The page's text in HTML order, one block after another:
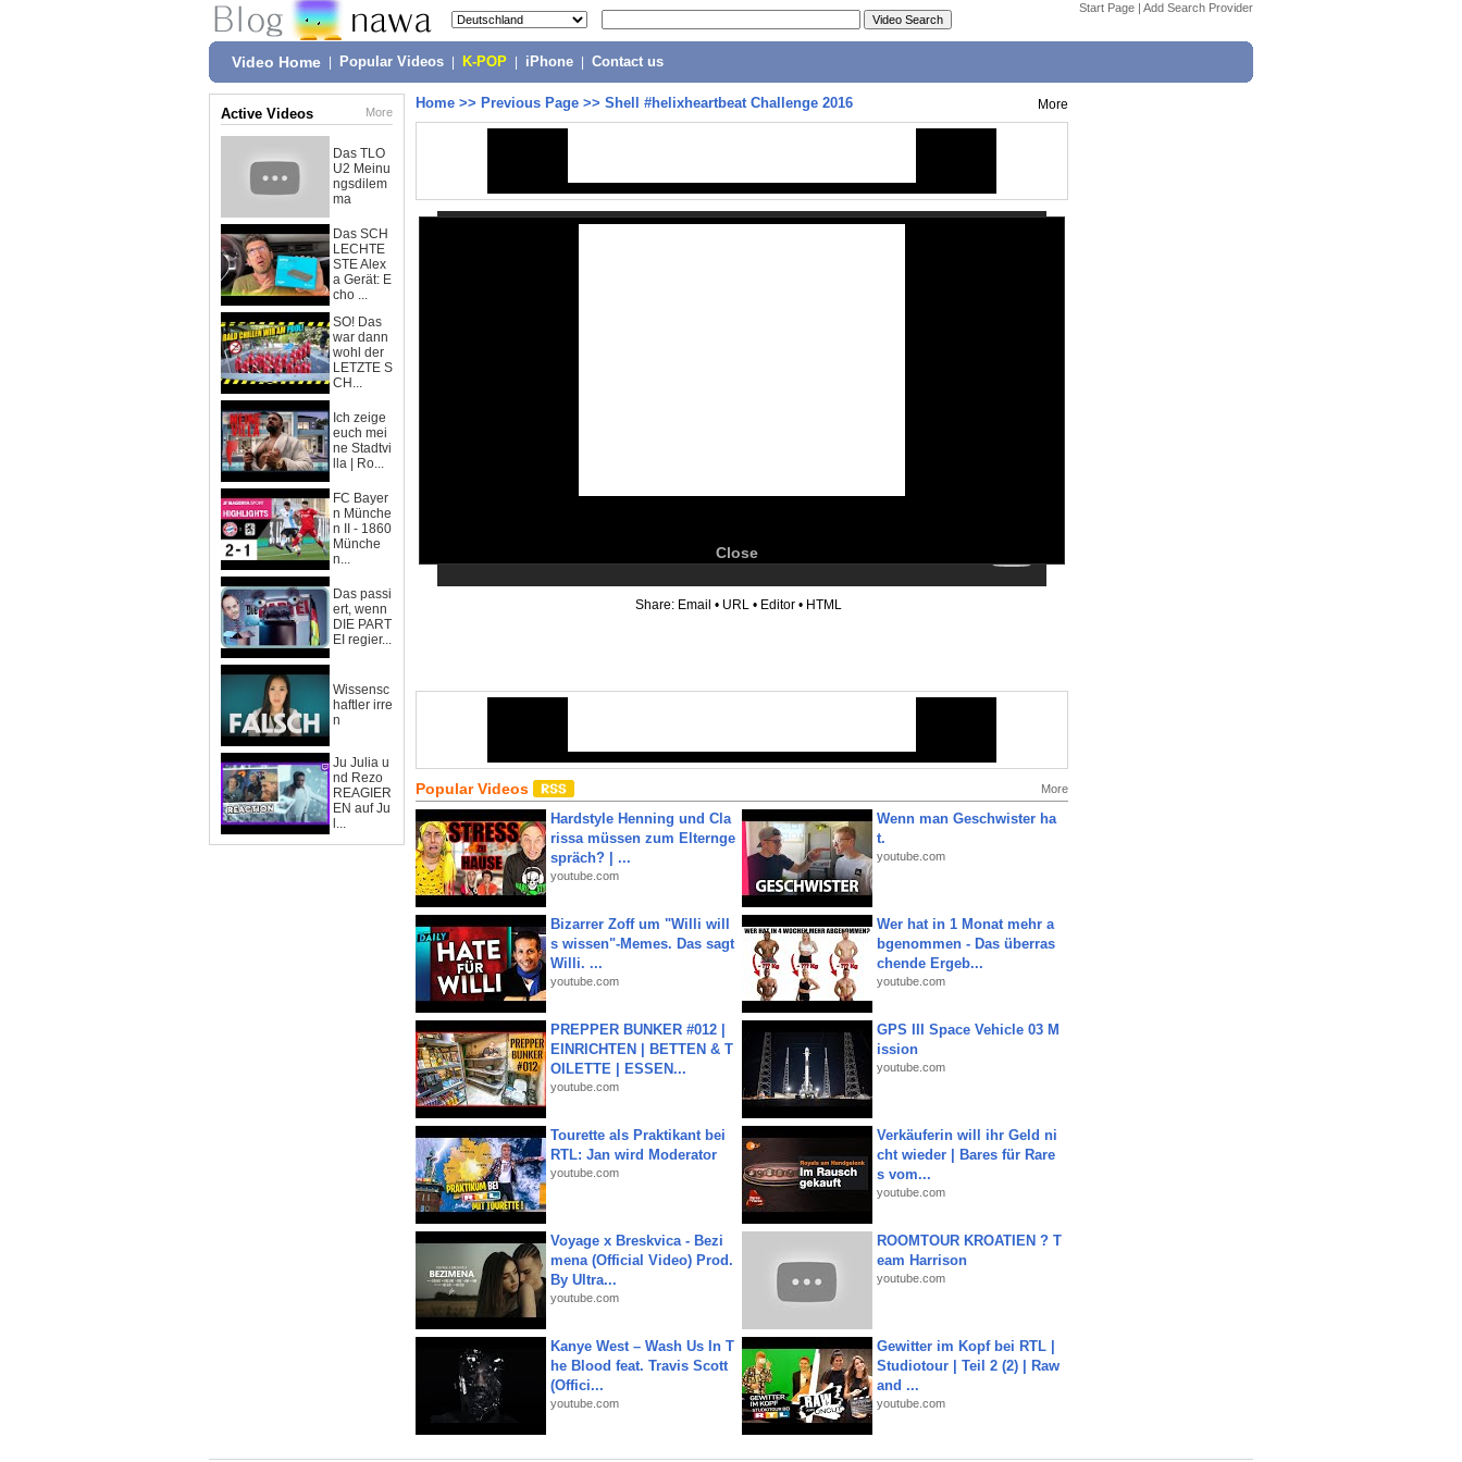
Start Page | Add Search Provider
Video Home Popular Videos K-POP iPhone Contact us
Active Videos More
Das TLO
U2 Meinu
ngsdilem
ma
Das SCH
LECHTE
STE Alex
a Gerät: E
cho ...
SO! Das
war dann
wohl der
LETZTE S
CH...
Ich zeige
euch mei
ne Stadtvi
lla | Ro...
FC Bayer
n Münche
n II - 1860
Münche
n...
Das passi
ert, wenn
DIE PART
EI regier...
Wissensc
haftler irre
n
Ju Julia u
nd Rezo
REAGIER
EN auf Ju
l...
Home >> Previous Page >> Shell #helixheartbeat Challenge 2016 More
Close
Share: Email • URL • Editor • HTML
Popular Videos More
Hardstyle Henning und Cla
rissa müssen zum Elternge
spräch? | ...
youtube.com
Wenn man Geschwister ha
t.
youtube.com
Bizarrer Zoff um "Willi will
s wissen"-Memes. Das sagt
Willi. ...
youtube.com
Wer hat in 1 Monat mehr a
bgenommen - Das überras
chende Ergeb...
youtube.com
PREPPER BUNKER #012 |
EINRICHTEN | BETTEN & T
OILETTE | ESSEN...
youtube.com
GPS III Space Vehicle 03 M
ission
youtube.com
Tourette als Praktikant bei
RTL: Jan wird Moderator
youtube.com
Verkäuferin will ihr Geld ni
cht wieder | Bares für Rare
s vom...
youtube.com
Voyage x Breskvica - Bezi
mena (Official Video) Prod.
By Ultra...
youtube.com
ROOMTOUR KROATIEN ? T
eam Harrison
youtube.com
Kanye West – Wash Us In T
he Blood feat. Travis Scott
(Offici...
youtube.com
Gewitter im Kopf bei RTL |
Studiotour | Teil 2 (2) | Raw
and ...
youtube.com